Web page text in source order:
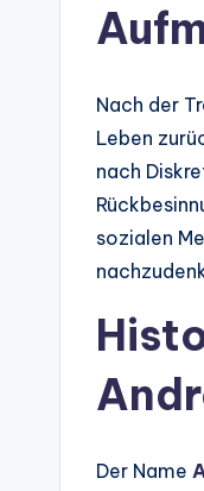
Nach der
Leben
nach
sozialen
Der Name